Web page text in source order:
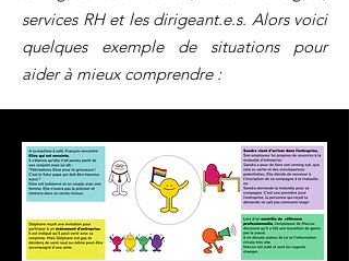
services RH et les dirigeant.e.s. Alors voici
quelques exemple de situations pour
aider à mieux comprendre :